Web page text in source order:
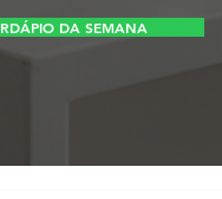
DA SEMANA